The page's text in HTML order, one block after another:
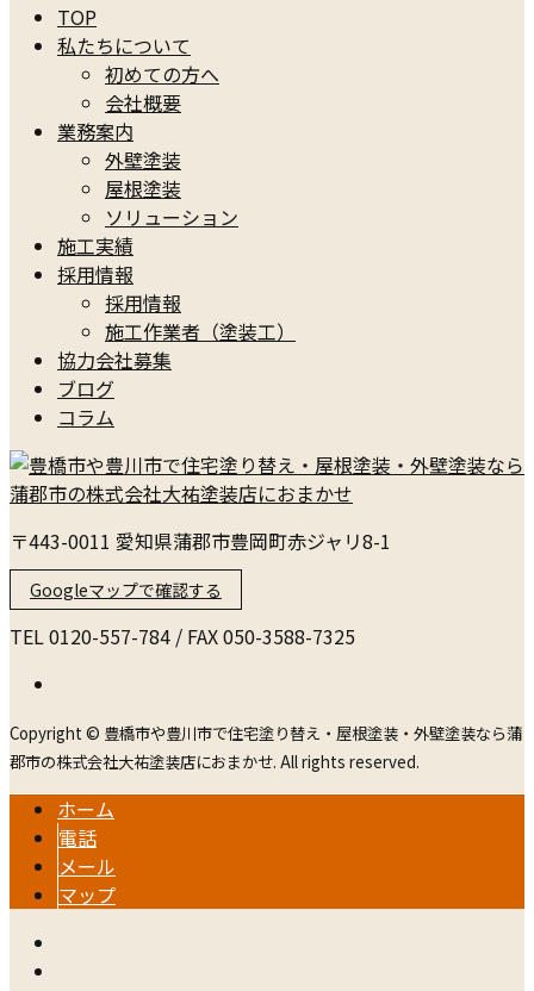
TOP
私たちについて
初めての方へ
会社概要
業務案内
外壁塗装
屋根塗装
ソリューション
施工実績
採用情報
採用情報
施工作業者（塗装工）
協力会社募集
ブログ
コラム
〒443-0011 愛知県蒲郡市豊岡町赤ジャリ8-1
Googleマップで確認する
TEL 0120-557-784 / FAX 050-3588-7325
Copyright © 豊橋市や豊川市で住宅塗り替え・屋根塗装・外壁塗装なら蒲
郡市の株式会社大祐塗装店におまかせ. All rights reserved.
ホーム
電話
メール
マップ